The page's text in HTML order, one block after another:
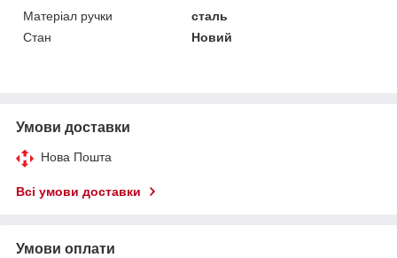
Матеріал ручки
сталь
Стан
Новий
Умови доставки
Нова Пошта
Всі умови доставки
Умови оплати